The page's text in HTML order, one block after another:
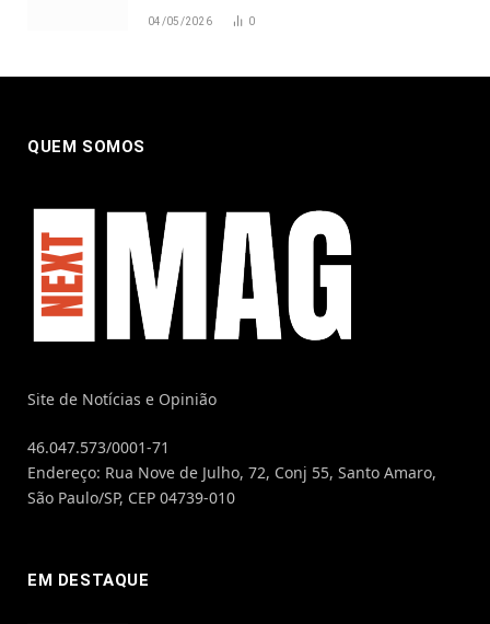
04/05/2026 0
QUEM SOMOS
Site de Notícias e Opinião
46.047.573/0001-71
Endereço: Rua Nove de Julho, 72, Conj 55, Santo Amaro,
São Paulo/SP, CEP 04739-010
EM DESTAQUE